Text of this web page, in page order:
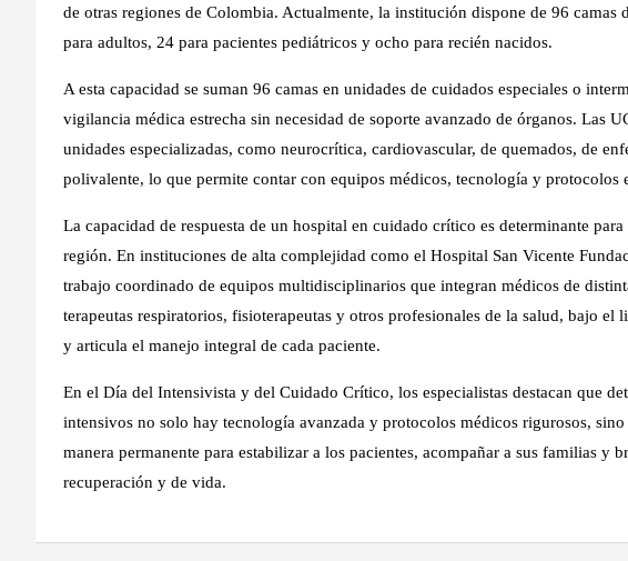
de otras regiones de Colombia. Actualmente, la institución dispone de 96 camas
para adultos, 24 para pacientes pediátricos y ocho para recién nacidos.
A esta capacidad se suman 96 camas en unidades de cuidados especiales o
vigilancia médica estrecha sin necesidad de soporte avanzado de órganos. Las
unidades especializadas, como neurocrítica, cardiovascular, de quemados, de
polivalente, lo que permite contar con equipos médicos, tecnología y protocolos
La capacidad de respuesta de un hospital en cuidado crítico es determinante
región. En instituciones de alta complejidad como el Hospital San Vicente
trabajo coordinado de equipos multidisciplinarios que integran médicos de
terapeutas respiratorios, fisioterapeutas y otros profesionales de la salud, bajo
y articula el manejo integral de cada paciente.
En el Día del Intensivista y del Cuidado Crítico, los especialistas destacan que
intensivos no solo hay tecnología avanzada y protocolos médicos rigurosos,
manera permanente para estabilizar a los pacientes, acompañar a sus familias y
recuperación y de vida.